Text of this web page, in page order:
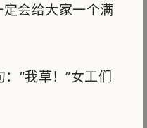
会给大家一个满
“我草！”女工们